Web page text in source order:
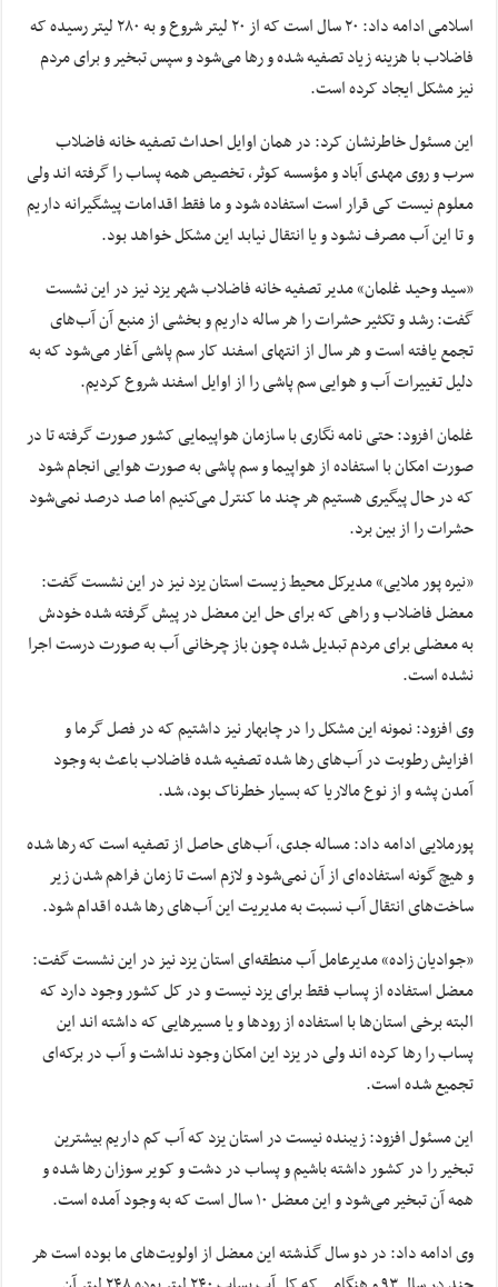
اسلامی ادامه داد: ۲۰ سال است که از ۲۰ لیتر شروع و به ۲۸۰ لیتر رسیده که
فاضلاب با هزینه زیاد تصفیه شده و رها می‌شود و سپس تبخیر و برای مردم
نیز مشکل ایجاد کرده است.
این مسئول خاطرنشان کرد: در همان اوایل احداث تصفیه خانه فاضلاب
سرب و روی مهدی آباد و مؤسسه کوثر، تخصیص همه پساب را گرفته اند ولی
معلوم نیست کی قرار است استفاده شود و ما فقط اقدامات پیشگیرانه داریم
و تا این آب مصرف نشود و یا انتقال نیابد این مشکل خواهد بود.
«سید وحید غلمان» مدیر تصفیه خانه فاضلاب شهر یزد نیز در این نشست
گفت: رشد و تکثیر حشرات را هر ساله داریم و بخشی از منبع آن آب‌های
تجمع یافته است و هر سال از انتهای اسفند کار سم پاشی آغار می‌شود که به
دلیل تغییرات آب و هوایی سم پاشی را از اوایل اسفند شروع کردیم.
غلمان افزود: حتی نامه نگاری با سازمان هواپیمایی کشور صورت گرفته تا در
صورت امکان با استفاده از هواپیما و سم پاشی به صورت هوایی انجام شود
که در حال پیگیری هستیم هر چند ما کنترل می‌کنیم اما صد درصد نمی‌شود
حشرات را از بین برد.
«نیره پور ملایی» مدیرکل محیط زیست استان یزد نیز در این نشست گفت:
معضل فاضلاب و راهی که برای حل این معضل در پیش گرفته شده خودش
به معضلی برای مردم تبدیل شده چون باز چرخانی آب به صورت درست اجرا
نشده است.
وی افزود: نمونه این مشکل را در چابهار نیز داشتیم که در فصل گرما و
افزایش رطوبت در آب‌های رها شده تصفیه شده فاضلاب باعث به وجود
آمدن پشه و از نوع مالاریا که بسیار خطرناک بود، شد.
پورملایی ادامه داد: مساله جدی، آب‌های حاصل از تصفیه است که رها شده
و هیچ گونه استفاده‌ای از آن نمی‌شود و لازم است تا زمان فراهم شدن زیر
ساخت‌های انتقال آب نسبت به مدیریت این آب‌های رها شده اقدام شود.
«جوادیان زاده» مدیرعامل آب منطقه‌ای استان یزد نیز در این نشست گفت:
معضل استفاده از پساب فقط برای یزد نیست و در کل کشور وجود دارد که
البته برخی استان‌ها با استفاده از رودها و یا مسیرهایی که داشته اند این
پساب را رها کرده اند ولی در یزد این امکان وجود نداشت و آب در برکه‌ای
تجمیع شده است.
این مسئول افزود: زیبنده نیست در استان یزد که آب کم داریم بیشترین
تبخیر را در کشور داشته باشیم و پساب در دشت و کویر سوزان رها شده و
همه آن تبخیر می‌شود و این معضل ۱۰ سال است که به وجود آمده است.
وی ادامه داد: در دو سال گذشته این معضل از اولویت‌های ما بوده است هر